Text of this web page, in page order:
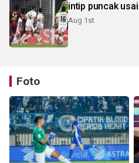
intip puncak
Aug 1st
Foto